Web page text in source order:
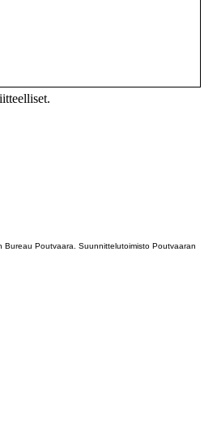
Bureau Poutvaara. Suunnittelutoimisto Poutvaaran